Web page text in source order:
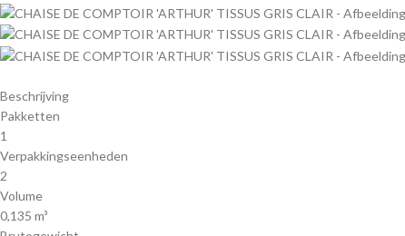
Beschrijving
Pakketten
1
Verpakkingseenheden
2
Volume
0,135 m³